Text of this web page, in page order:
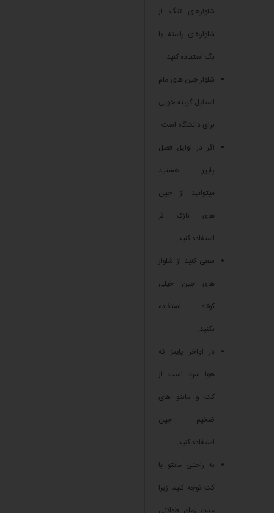
شلوارهای تنگ از
شلوارهای راسته یا
بگ استفاده کنید.
شلوار جین های مام
استایل گزینه خوبی
برای دانشگاه است.
اگر در اوایل فصل
پاییز هستید
میتوانید از جین
های نازک تر
استفاده کنید.
سعی کنید از شلوار
های جین خیلی
کوتاه استفاده
نکنید.
در اواخر پاییز که
هوا سرد است از
کت و مانتو های
ضخیم جین
استفاده کنید.
به راحتی مانتو یا
کت توجه کنید زیرا
مدت زمان طولانی